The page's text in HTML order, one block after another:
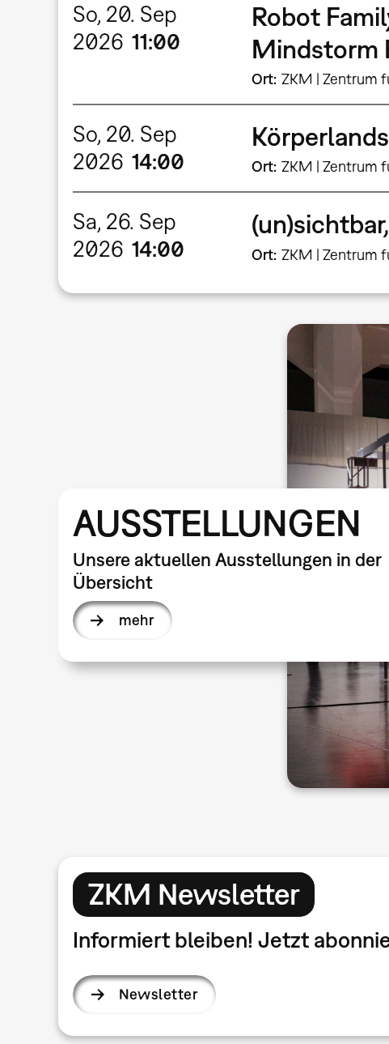
So, 20. Sep
2026 11:00
Robot
Mindstorm
Ort ZKM | Zentrum
So, 20. Sep
2026 14:00 Ort ZKM | Zentrum
Sa, 26. Sep
2026 14:00 Ort ZKM | Zentrum
AUSSTELLUNGEN
Unsere aktuellen Ausstellungen in der
Übersicht
mehr
ZKM Newsletter
Informiert bleiben! Jetzt
Newsletter